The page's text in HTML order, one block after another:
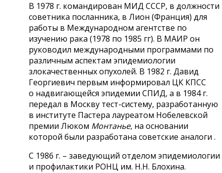
В 1978 г. командирован МИД СССР, в должности
советника посланника, в Лион (Франция) для
работы в Международном агентстве по
изучению рака (1978 по 1985 гг). В МАИР он
руководил международными программами по
различным аспектам эпидемиологии
злокачественных опухолей. В 1982 г. Давид
Георгиевич первым информировал ЦК КПСС
о надвигающейся эпидемии СПИД, а в 1984 г.
передал в Москву тест-систему, разработанную
в институте Пастера лауреатом Нобелевской
премии Люком Монтанье, на основании
которой были разработана советские аналоги .
С 1986 г. – заведующий отделом эпидемиологии
и профилактики РОНЦ им. Н.Н. Блохина.